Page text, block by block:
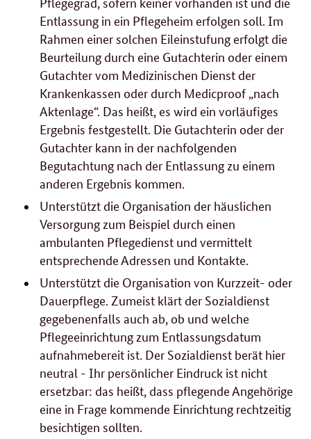
Entlassung in ein Pflegeheim erfolgen soll. Im
Rahmen einer solchen Eileinstufung erfolgt die
Beurteilung durch eine Gutachterin oder einem
Gutachter vom Medizinischen Dienst der
Krankenkassen oder durch Medicproof „nach
Aktenlage“. Das heißt, es wird ein vorläufiges
Ergebnis festgestellt. Die Gutachterin oder der
Gutachter kann in der nachfolgenden
Begutachtung nach der Entlassung zu einem
anderen Ergebnis kommen.
Unterstützt die Organisation der häuslichen
Versorgung zum Beispiel durch einen
ambulanten Pflegedienst und vermittelt
entsprechende Adressen und Kontakte.
Unterstützt die Organisation von Kurzzeit- oder
Dauerpflege. Zumeist klärt der Sozialdienst
gegebenenfalls auch ab, ob und welche
Pflegeeinrichtung zum Entlassungsdatum
aufnahmebereit ist. Der Sozialdienst berät hier
neutral - Ihr persönlicher Eindruck ist nicht
ersetzbar: das heißt, dass pflegende Angehörige
eine in Frage kommende Einrichtung rechtzeitig
besichtigen sollten.